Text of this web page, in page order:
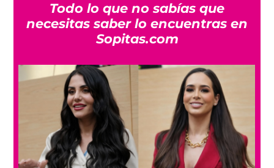
Todo lo que no sabías que
necesitas saber lo encuentras en
Sopitas.com